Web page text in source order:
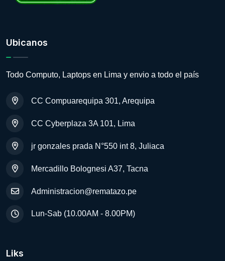
Ubicanos
Todo Computo, Laptops en Lima y envio a todo el país
CC Compuarequipa 301, Arequipa
CC Cyberplaza 3A 101, Lima
jr gonzales prada N°550 int 8, Juliaca
Mercadillo Bolognesi A37, Tacna
Administracion@rematazo.pe
Lun-Sab (10.00AM - 8.00PM)
Liks